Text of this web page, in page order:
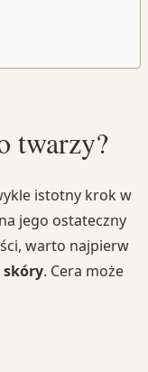
twarzy?
istotny krok w
jego ostateczny
warto najpierw
skóry. Cera może